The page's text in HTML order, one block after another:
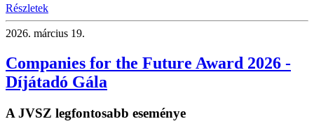
Részletek
2026. március 19.
Companies for the Future Award 2026 -
Díjátadó Gála
A JVSZ legfontosabb eseménye